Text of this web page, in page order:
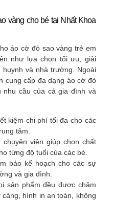
vàng cho bé tại Nhất Khoa
áo cờ đỏ sao vàng trẻ em
như lựa chọn tối ưu, giải
và nhà trường. Ngoài
cung cấp đa dạng áo cờ đỏ
cầu của cả gia đình và
kiệm chi phí tối đa cho các
tâm.
viên giúp chọn chất
từng độ tuổi của các bé.
bảo kế hoạch cho các sự
và gia đình.
sản phẩm đều được chăm
hình in an toàn, không